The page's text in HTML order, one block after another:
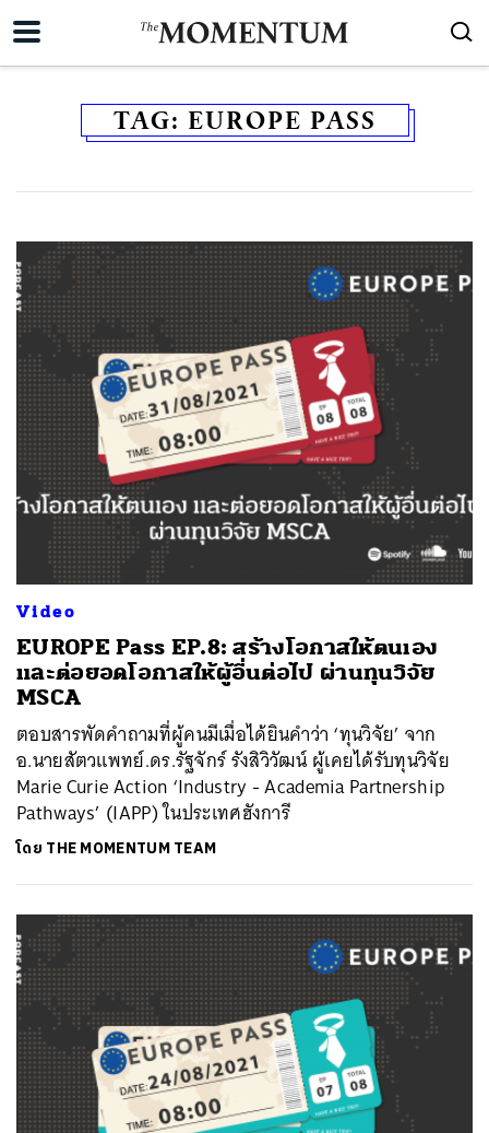
TAG: EUROPE PASS
Video
EUROPE Pass EP.8: สร้างโอกาสให้ตนเอง
และต่อยอดโอกาสให้ผู้อื่นต่อไป ผ่านทุนวิจัย
MSCA
ตอบสารพัดคำถามที่ผู้คนมีเมื่อได้ยินคำว่า ‘ทุนวิจัย’ จาก
อ.นายสัตวแพทย์.ดร.รัฐจักร์ รังสิวิวัฒน์ ผู้เคยได้รับทุนวิจัย
Marie Curie Action ‘Industry - Academia Partnership
Pathways’ (IAPP) ในประเทศฮังการี
โดย THE MOMENTUM TEAM